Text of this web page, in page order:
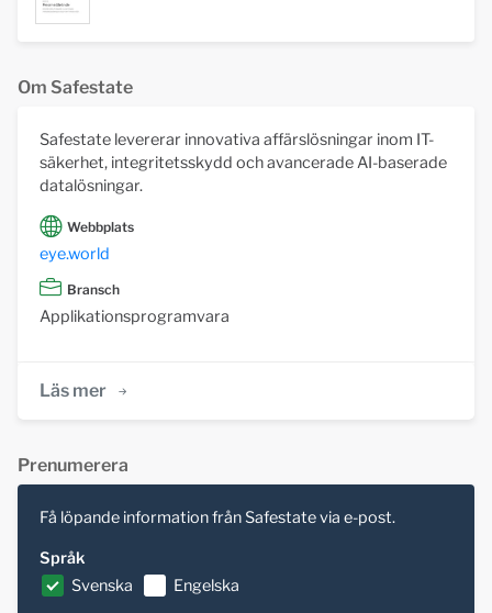
Om Safestate
Safestate levererar innovativa affärslösningar inom IT-
säkerhet, integritetsskydd och avancerade AI-baserade
datalösningar.
Webbplats
eye.world
Bransch
Applikationsprogramvara
Läs mer
Prenumerera
Få löpande information från Safestate via e-post.
Språk
Svenska
Engelska